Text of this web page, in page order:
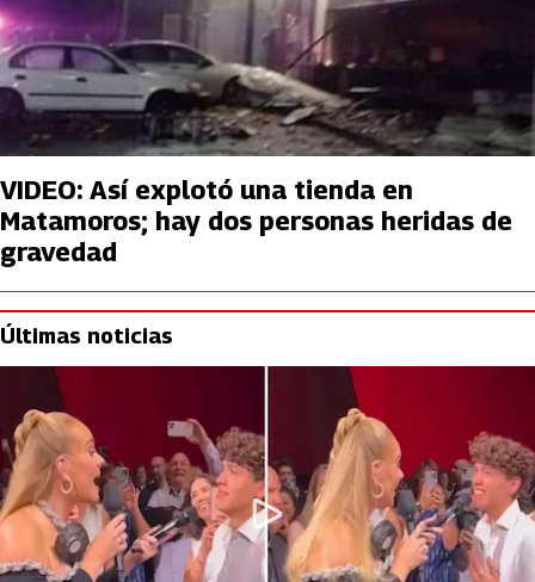
VIDEO: Así explotó una tienda en
Matamoros; hay dos personas heridas de
gravedad
Últimas noticias